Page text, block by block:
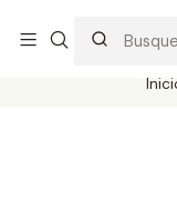
probados con altos